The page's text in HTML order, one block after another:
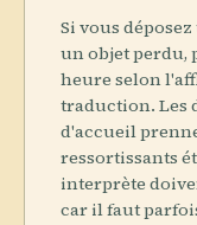
Si vous
un objet perdu,
heure selon
traduction. Les
d'accueil
ressortissants
interprète
car il faut